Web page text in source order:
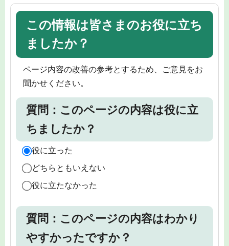
この情報は皆さまのお役に立ち
ましたか？
ページ内容の改善の参考とするため、ご意見をお
聞かせください。
質問：このページの内容は役に立
ちましたか？
役に立った
どちらともいえない
役に立たなかった
質問：このページの内容はわかり
やすかったですか？